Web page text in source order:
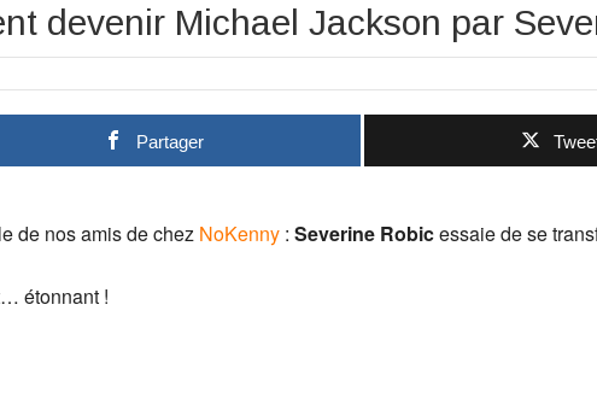
devenir Michael Jackson par
Partager
de nos amis de chez NoKenny : Severine Robicessaie de se
étonnant !